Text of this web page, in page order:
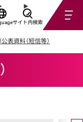
サイト内検索
表資料（短信等）